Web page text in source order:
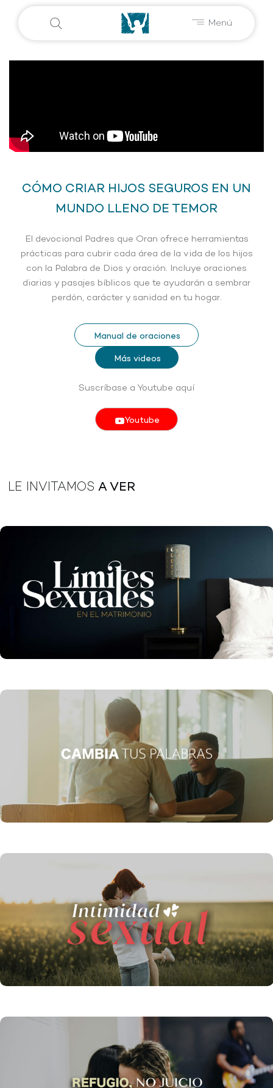
Menú
CÓMO CRIAR HIJOS SEGUROS EN UN
MUNDO LLENO DE TEMOR
El devocional Padres que Oran ofrece herramientas
prácticas para cubrir cada área de la vida de los hijos
con la Palabra de Dios y oración. Incluye oraciones
diarias y pasajes bíblicos que te ayudarán a sembrar
perdón, carácter y sanidad en tu hogar.
Manual de oraciones
Más videos
Suscríbase a Youtube aquí
Youtube
LE INVITAMOS A VER